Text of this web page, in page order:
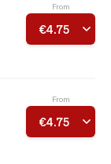
From
€4.75
From
€4.75